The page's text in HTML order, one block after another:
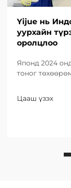
Yijue нь
уурхайн
оролцлоо
Японд 2024
тоног
Цааш үзэх